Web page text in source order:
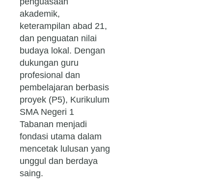
akademik,
keterampilan abad 21,
dan penguatan nilai
budaya lokal. Dengan
dukungan guru
profesional dan
pembelajaran berbasis
proyek (P5), Kurikulum
SMA Negeri 1
Tabanan menjadi
fondasi utama dalam
mencetak lulusan yang
unggul dan berdaya
saing.